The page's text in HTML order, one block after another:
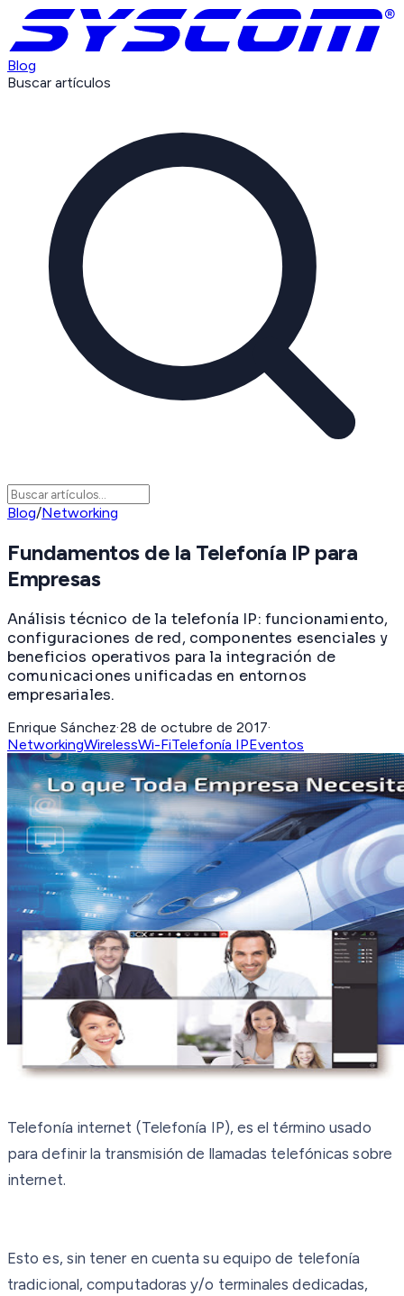
Blog
Buscar artículos
Blog/Networking
Fundamentos de la Telefonía IP para
Empresas
Análisis técnico de la telefonía IP: funcionamiento,
configuraciones de red, componentes esenciales y
beneficios operativos para la integración de
comunicaciones unificadas en entornos
empresariales.
Enrique Sánchez·28 de octubre de 2017·
NetworkingWirelessWi-FiTelefonía IPEventos
Telefonía internet (Telefonía IP), es el término usado
para definir la transmisión de llamadas telefónicas sobre
internet.
Esto es, sin tener en cuenta su equipo de telefonía
tradicional, computadoras y/o terminales dedicadas,